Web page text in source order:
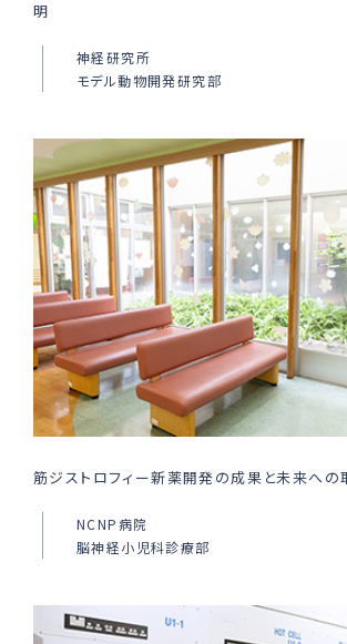
明
神経研究所
モデル動物開発研究部
筋ジストロフィー新薬開発の成果と未来への
NCNP病院
脳神経小児科診療部